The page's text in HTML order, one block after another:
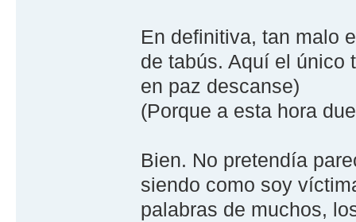
En definitiva, tan malo
de tabús. Aquí el único
en paz descanse)
(Porque a esta hora
Bien. No pretendía
siendo como soy
palabras de muchos,